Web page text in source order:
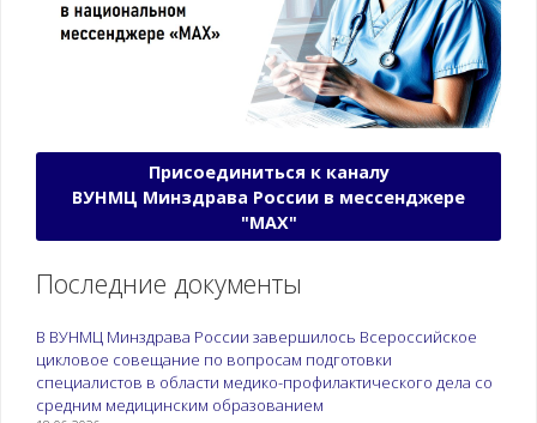
Присоединиться к каналу
ВУНМЦ Минздрава России в мессенджере
"МАХ"
Последние документы
В ВУНМЦ Минздрава России завершилось Всероссийское
цикловое совещание по вопросам подготовки
специалистов в области медико-профилактического дела со
средним медицинским образованием